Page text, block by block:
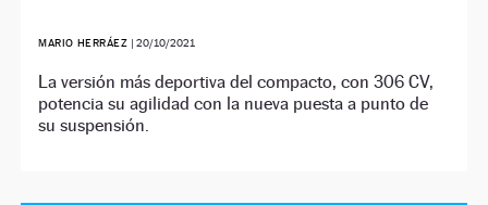
MARIO HERRÁEZ | 20/10/2021
La versión más deportiva del compacto, con 306 CV,
potencia su agilidad con la nueva puesta a punto de
su suspensión.